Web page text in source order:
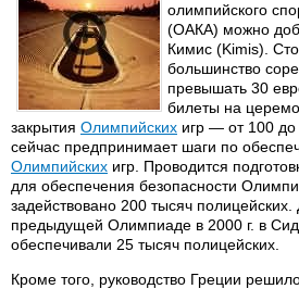
олимпийского
(ОАКА) можно
Кимис (Kimis).
большинство
превышать 30
билеты на
закрытия Олимпийских игр — от 100
сейчас предпринимает шаги по
Олимпийских игр. Проводится
для обеспечения безопасности
задействовано 200 тысяч
предыдущей Олимпиаде в 2000 г. в
обеспечивали 25 тысяч полицейских.
Кроме того, руководство Греции